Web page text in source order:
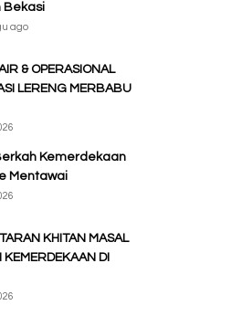
Bekasi
ago
& OPERASIONAL
LERENG MERBABU
Kemerdekaan
Mentawai
KHITAN MASAL
KEMERDEKAAN DI